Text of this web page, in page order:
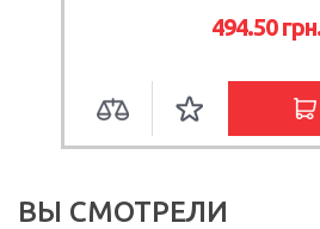
494.50грн.
ВЫ СМОТРЕЛИ